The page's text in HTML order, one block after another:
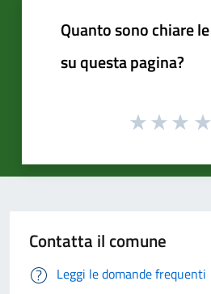
Quanto sono chiare
su questa pagina?
Contatta il comune
Leggi le domande frequenti